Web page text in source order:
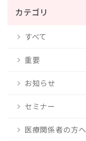
カテゴリ
すべて
重要
お知らせ
セミナー
医療関係者の方へ